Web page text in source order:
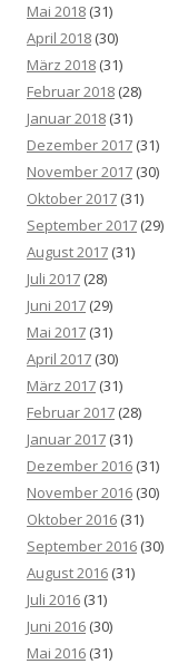
Mai 2018 (31)
April 2018 (30)
März 2018 (31)
Februar 2018 (28)
Januar 2018 (31)
Dezember 2017 (31)
November 2017 (30)
Oktober 2017 (31)
September 2017 (29)
August 2017 (31)
Juli 2017 (28)
Juni 2017 (29)
Mai 2017 (31)
April 2017 (30)
März 2017 (31)
Februar 2017 (28)
Januar 2017 (31)
Dezember 2016 (31)
November 2016 (30)
Oktober 2016 (31)
September 2016 (30)
August 2016 (31)
Juli 2016 (31)
Juni 2016 (30)
Mai 2016 (31)